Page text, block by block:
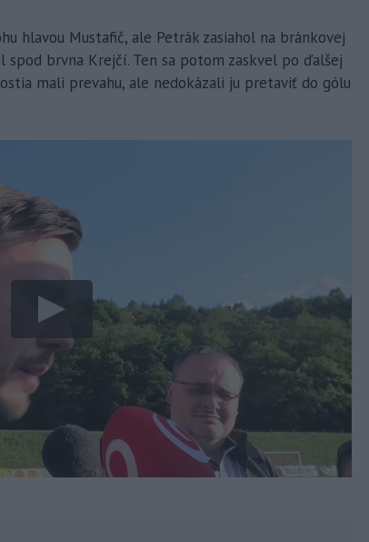
hlavou Mustafič, ale Petrák zasiahol na bránkovej
spod brvna Krejčí. Ten sa potom zaskvel po ďalšej
mali prevahu, ale nedokázali ju pretaviť do gólu